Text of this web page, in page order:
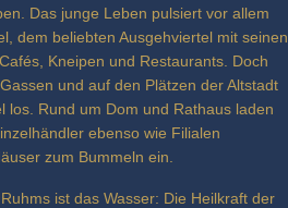
Das junge Leben pulsiert vor allem
dem beliebten Ausgehviertel mit seinen
Kneipen und Restaurants. Doch
und auf den Plätzen der Altstadt
los. Rund um Dom und Rathaus laden
ebenso wie Filialen
zum Bummeln ein.
ist das Wasser: Die Heilkraft der